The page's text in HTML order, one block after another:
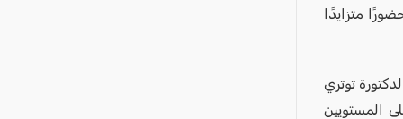
متزايدًا
توتري
المستويين